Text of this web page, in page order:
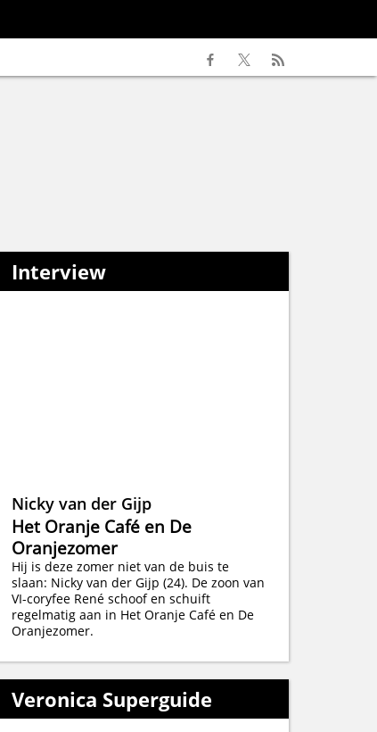
Interview
Nicky van der Gijp
Het Oranje Café en De
Oranjezomer
Hij is deze zomer niet van de buis te
slaan: Nicky van der Gijp (24). De zoon van
VI-coryfee René schoof en schuift
regelmatig aan in Het Oranje Café en De
Oranjezomer.
Veronica Superguide